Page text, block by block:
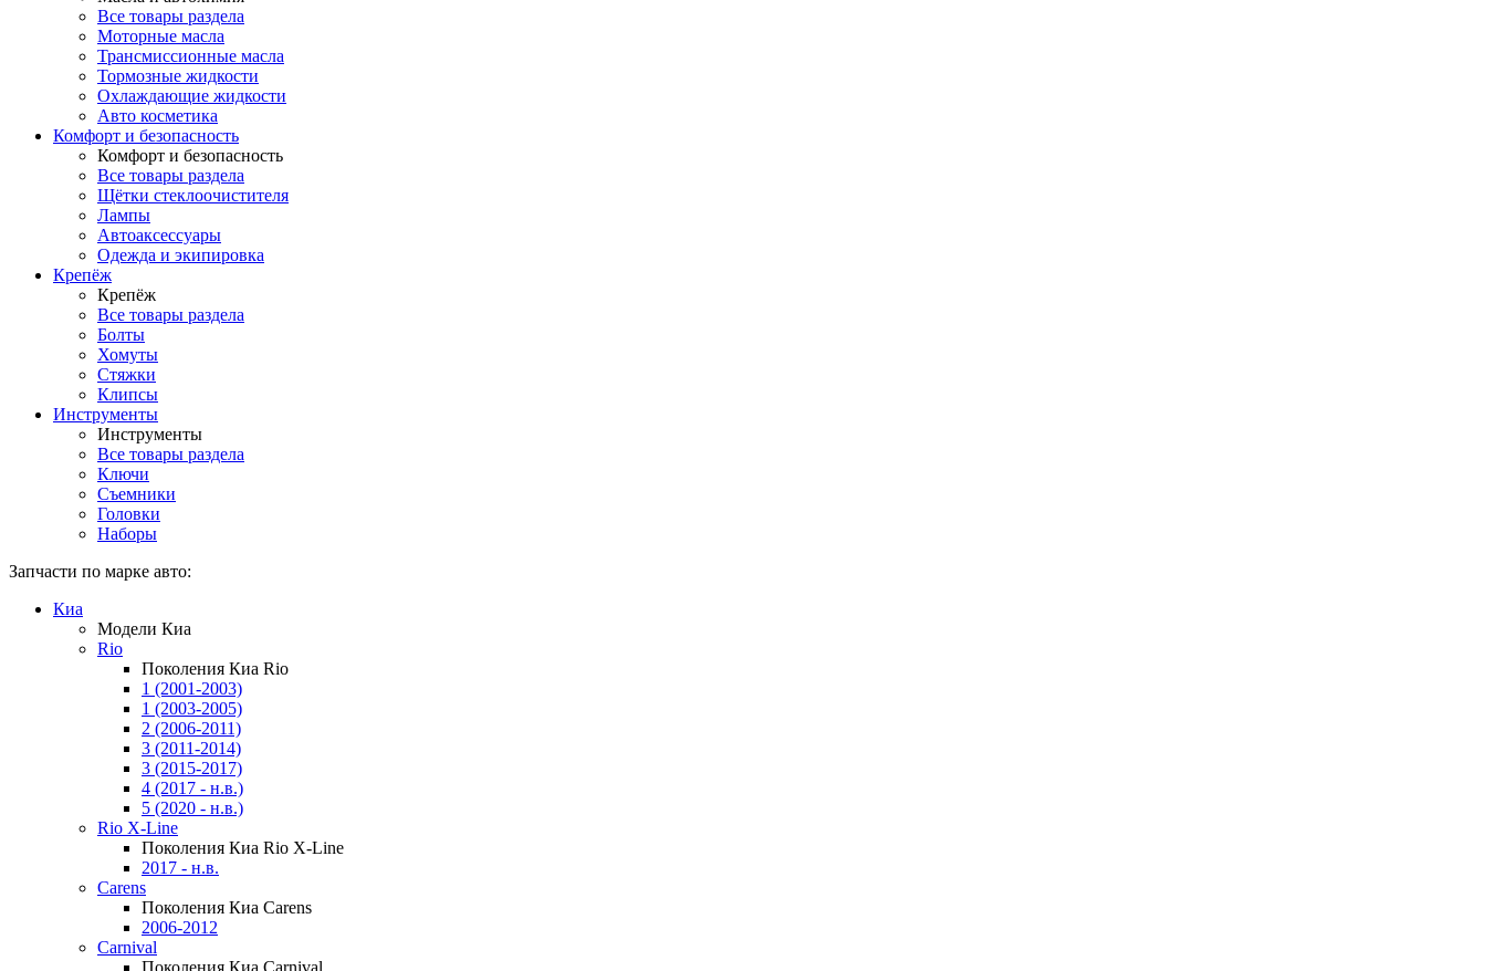
Все товары раздела
Моторные масла
Трансмиссионные масла
Тормозные жидкости
Охлаждающие жидкости
Авто косметика
Комфорт и безопасность
Комфорт и безопасность
Все товары раздела
Щётки стеклоочистителя
Лампы
Автоаксессуары
Одежда и экипировка
Крепёж
Крепёж
Все товары раздела
Болты
Хомуты
Стяжки
Клипсы
Инструменты
Инструменты
Все товары раздела
Ключи
Съемники
Головки
Наборы
Запчасти по марке авто:
Киа
Модели Киа
Rio
Поколения Киа Rio
1 (2001-2003)
1 (2003-2005)
2 (2006-2011)
3 (2011-2014)
3 (2015-2017)
4 (2017 - н.в.)
5 (2020 - н.в.)
Rio X-Line
Поколения Киа Rio X-Line
2017 - н.в.
Carens
Поколения Киа Carens
2006-2012
Carnival
Поколения Киа Carnival